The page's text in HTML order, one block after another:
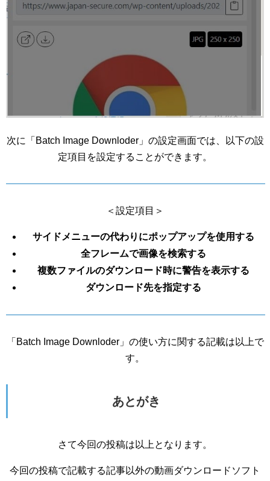
次に「Batch Image Downloder」の設定画面では、以下の設
定項目を設定することができます。
＜設定項目＞
サイドメニューの代わりにポップアップを使用する
全フレームで画像を検索する
複数ファイルのダウンロード時に警告を表示する
ダウンロード先を指定する
「Batch Image Downloder」の使い方に関する記載は以上で
す。
あとがき
さて今回の投稿は以上となります。
今回の投稿で記載する記事以外の動画ダウンロードソフト